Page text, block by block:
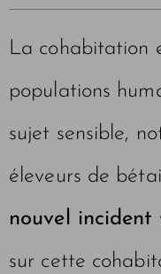
La cohabitation
populations
sujet sensible,
éleveurs de
nouvel incident
sur cette